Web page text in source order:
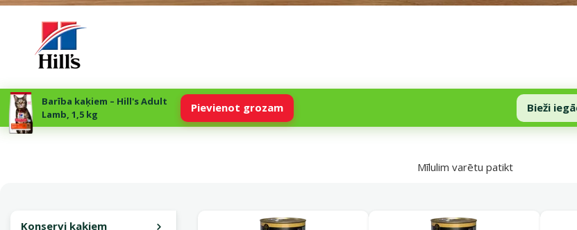
Bar­ība kaķiem – Hill's Adult
Lamb, 1,5 kg
Pievienot grozam Bieži
Mīlulim varētu patikt
Konservi kaķiem